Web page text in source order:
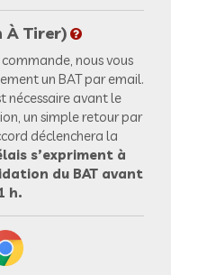
À Tirer)
nous vous
un BAT par email.
nécessaire avant le
un simple retour par
déclenchera la
s’expriment à
du BAT avant
h.